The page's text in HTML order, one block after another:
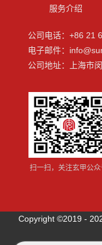
服务介绍
公司电话：+86 21
电子邮件：
公司地址：上海市
扫一扫，关注玄甲公
Copyright ©2019 -